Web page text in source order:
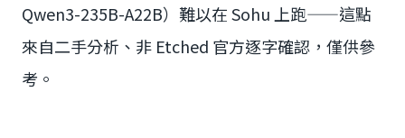
Qwen3-235B-A22B）難以在 Sohu 上跑——這點
來自二手分析、非 Etched 官方逐字確認，僅供參
考。